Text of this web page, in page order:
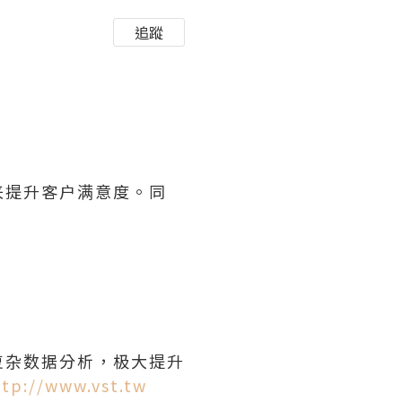
追蹤
升客户满意度。同
数据分析，极大提升
www.vst.tw